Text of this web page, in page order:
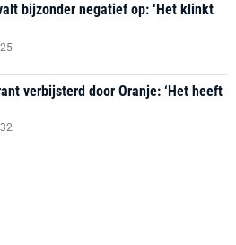
bijzonder negatief op: ‘Het klinkt
verbijsterd door Oranje: ‘Het heeft